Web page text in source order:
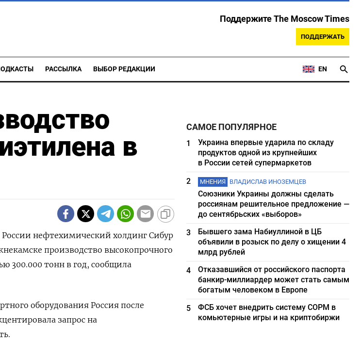
Поддержите The Moscow Times
ПОДДЕРЖАТЬ
РАССЫЛКА ВЫБОР РЕДАКЦИИ EN
в
нефтехимический холдинг Сибур
производство высокопрочного
300.000 тонн в год, сообщила
оборудования Россия после
запрос на
САМОЕ ПОПУЛЯРНОЕ
1
Украина впервые ударила по складу
продуктов одной из крупнейших
в России сетей супермаркетов
2
МНЕНИЯ ВЛАДИСЛАВ ИНОЗЕМЦЕВ
Союзники Украины должны сделать
россиянам решительное предложение —
до сентябрьских «выборов»
3
Бывшего зама Набиуллиной в ЦБ
объявили в розыск по делу о хищении 4
млрд рублей
4
Отказавшийся от российского паспорта
банкир-миллиардер может стать самым
богатым человеком в Европе
5
ФСБ хочет внедрить систему СОРМ в
комьютерные игры и на криптобиржи